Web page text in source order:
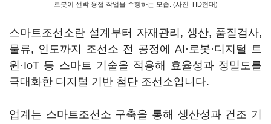
로봇이 선박 용접 작업을 수행하는 모습. (사진=HD현대)
스마트조선소란 설계부터 자재관리, 생산, 품질검사,
물류, 인도까지 조선소 전 공정에 AI·로봇·디지털 트
윈·IoT 등 스마트 기술을 적용해 효율성과 정밀도를
극대화한 디지털 기반 첨단 조선소입니다.
업계는 스마트조선소 구축을 통해 생산성과 건조 기